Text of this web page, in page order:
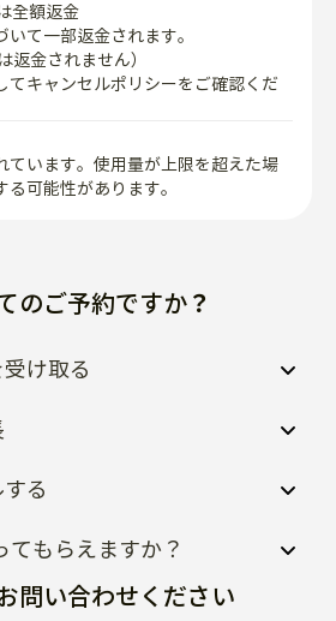
す。
ん。
使用する場合、引越しの際に追加
あります。
、家具、その他の施設の破損、室
ル寝具の汚れ等により追加料金が
す。
全額返金
て一部返金されます。
返金されません）
てキャンセルポリシーをご確認くだ
ています。使用量が上限を超えた場
可能性があります。
のご予約ですか？
け取る
る
てもらえますか？
問い合わせください